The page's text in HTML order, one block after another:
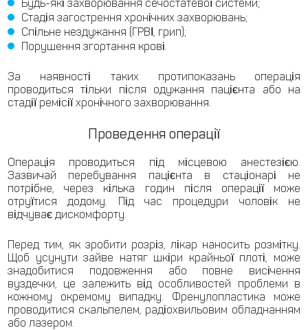
Будь-які захворювання сечостатевої системи;
Стадія загострення хронічних захворювань;
Спільне нездужання (ГРВІ, грип);
Порушення згортання крові.
За наявності таких протипоказань операція
проводиться тільки після одужання пацієнта або на
стадії ремісії хронічного захворювання.
Проведення операції
Операція проводиться під місцевою анестезією.
Зазвичай перебування пацієнта в стаціонарі не
потрібне, через кілька годин після операції може
отруїтися додому. Під час процедури чоловік не
відчуває дискомфорту.
Перед тим, як зробити розріз, лікар наносить розмітку.
Щоб усунути зайве натяг шкіри крайньої плоті, може
знадобитися подовження або повне висічення
вуздечки, це залежить від особливостей проблеми в
кожному окремому випадку. Френулопластика може
проводитися скальпелем, радіохвильовим обладнанням
або лазером.